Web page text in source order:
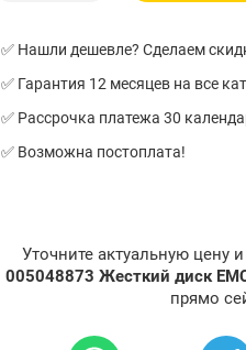
✅ Нашли дешевле? Сделаем
✅ Гарантия 12 месяцев на все
✅ Рассрочка платежа 30
✅ Возможна постоплата!
Уточните актуальную цену
005048873 Жесткий диск
прямо